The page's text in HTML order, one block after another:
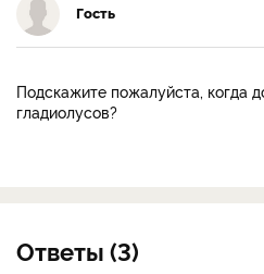
Гость
Подскажите пожалуйста, когда
гладиолусов?
Ответы (3)